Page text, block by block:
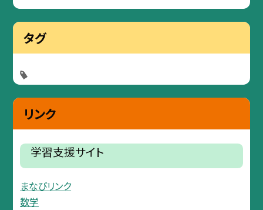
タグ
リンク
学習支援サイト
まなびリンク
数学